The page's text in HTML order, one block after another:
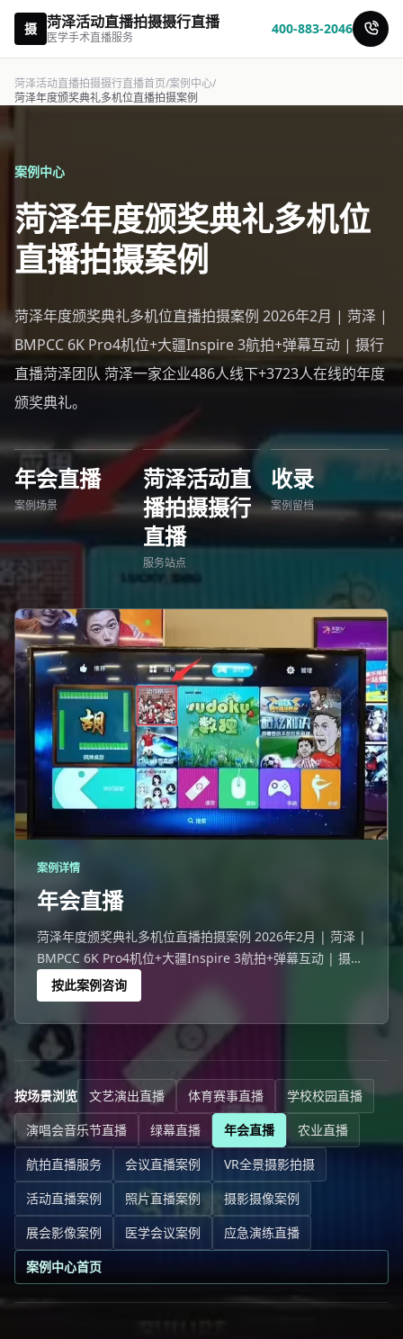
摄 菏泽活动直播拍摄摄行直播
医学手术直播服务
400-883-2046
菏泽活动直播拍摄摄行直播首页/案例中心/
菏泽年度颁奖典礼多机位直播拍摄案例
案例中心
菏泽年度颁奖典礼多机位
直播拍摄案例
菏泽年度颁奖典礼多机位直播拍摄案例 2026年2月 | 菏泽 |
BMPCC 6K Pro4机位+大疆Inspire 3航拍+弹幕互动 | 摄行
直播菏泽团队 菏泽一家企业486人线下+3723人在线的年度
颁奖典礼。
年会直播
案例场景
菏泽活动直
播拍摄摄行
直播
服务站点
收录
案例留档
案例详情
年会直播
菏泽年度颁奖典礼多机位直播拍摄案例 2026年2月 | 菏泽 |
BMPCC 6K Pro4机位+大疆Inspire 3航拍+弹幕互动 | 摄行
直播菏泽团队 菏泽一家企业486人线下+3723人在线的年度
颁奖典礼。
按此案例咨询
按场景浏览 文艺演出直播 体育赛事直播
学校校园直播
演唱会音乐节直播
绿幕直播 年会直播
农业直播
航拍直播服务
会议直播案例
VR全景摄影拍摄
活动直播案例
照片直播案例
摄影摄像案例
展会影像案例
医学会议案例
应急演练直播
案例中心首页